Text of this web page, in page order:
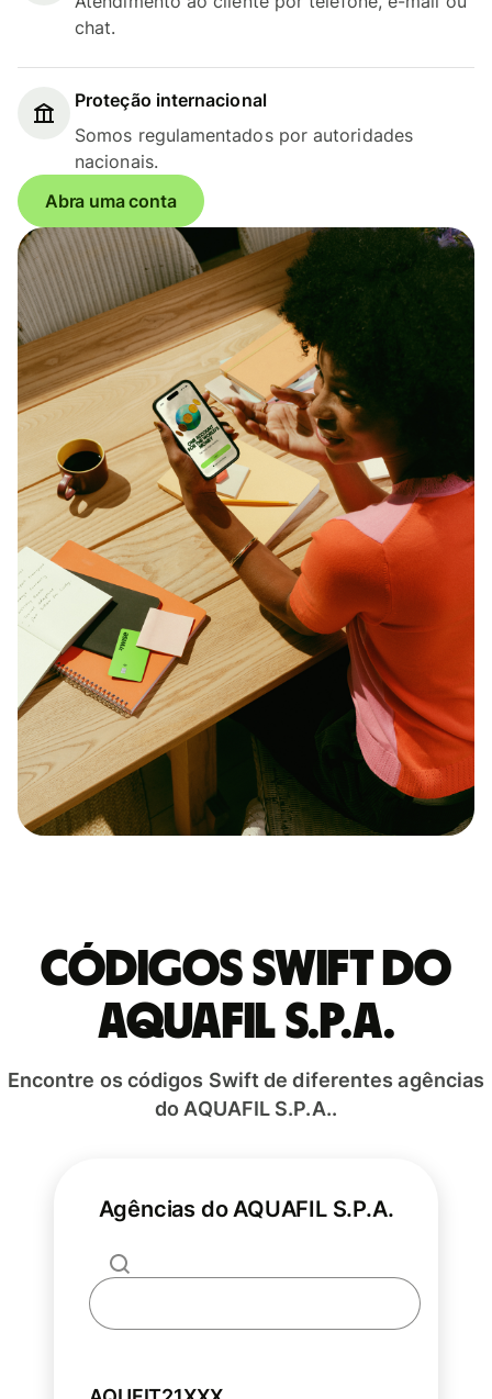
chat.
Proteção internacional
Somos regulamentados por autoridades
nacionais.
Abra uma conta
Códigos Swift do
AQUAFIL S.P.A.
Encontre os códigos Swift de diferentes agências
do AQUAFIL S.P.A..
Agências do AQUAFIL S.P.A.